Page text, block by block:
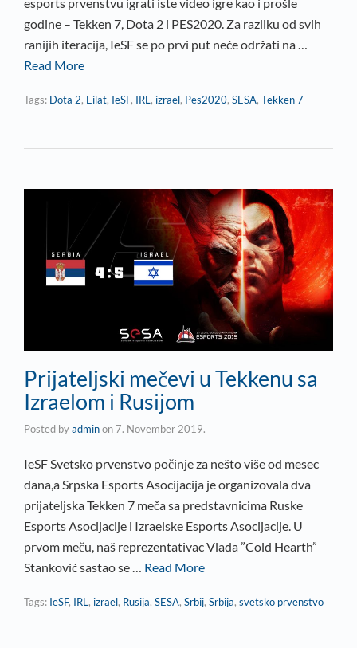
godine – Tekken 7, Dota 2 i PES2020. Za razliku od svih
ranijih iteracija, IeSF se po prvi put neće održati na …
Read More
Tags: Dota 2, Eilat, IeSF, IRL, izrael, Pes2020, SESA, Tekken 7
Prijateljski mečevi u Tekkenu sa
Izraelom i Rusijom
Posted byadminon7. November 2019.
IeSF Svetsko prvenstvo počinje za nešto više od mesec
dana,a Srpska Esports Asocijacija je organizovala dva
prijateljska Tekken 7 meča sa predstavnicima Ruske
Esports Asocijacije i Izraelske Esports Asocijacije. U
prvom meču, naš reprezentativac Vlada ”Cold Hearth”
Stanković sastao se … Read More
Tags: IeSF, IRL, izrael, Rusija, SESA, Srbij, Srbija, svetsko prvenstvo